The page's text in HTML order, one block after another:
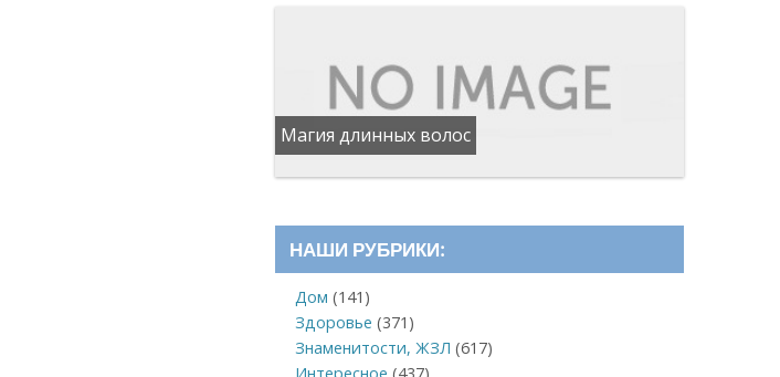
Магия длинных волос
НАШИ РУБРИКИ:
Дом (141)
Здоровье (371)
Знаменитости, ЖЗЛ (617)